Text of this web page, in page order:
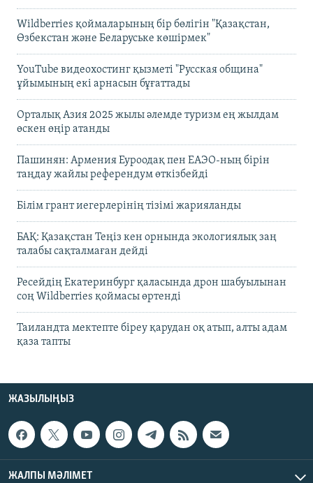
Wildberries қоймаларының бір бөлігін "Қазақстан,
Өзбекстан және Беларуське көшірмек"
YouTube видеохостинг қызметі "Русская община"
ұйымының екі арнасын бұғаттады
Орталық Азия 2025 жылы әлемде туризм ең жылдам
өскен өңір атанды
Пашинян: Армения Еуроодақ пен ЕАЭО-ның бірін
таңдау жайлы референдум өткізбейді
Білім грант иегерлерінің тізімі жарияланды
БАҚ: Қазақстан Теңіз кен орнында экологиялық заң
талабы сақталмаған дейді
Ресейдің Екатеринбург қаласында дрон шабуылынан
соң Wildberries қоймасы өртенді
Таиландта мектепте біреу қарудан оқ атып, алты адам
қаза тапты
ЖАЗЫЛЫҢЫЗ
ЖАЛПЫ МӘЛІМЕТ